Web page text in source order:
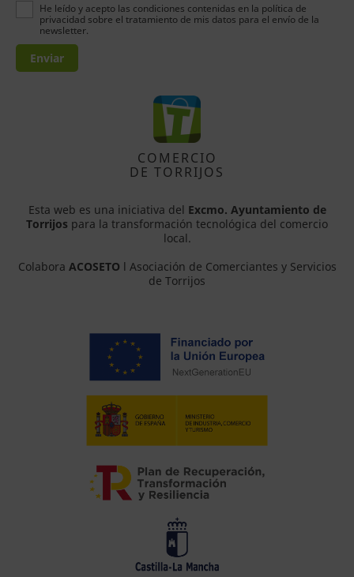
He leído y acepto las condiciones contenidas en la política de
privacidad sobre el tratamiento de mis datos para el envío de la
newsletter.
Enviar
COMERCIO
DE TORRIJOS
Esta web es una iniciativa del Excmo. Ayuntamiento de
Torrijos para la transformación tecnológica del comercio
local.
Colabora ACOSETO l Asociación de Comerciantes y Servicios
de Torrijos